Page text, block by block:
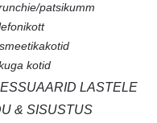
patsikumm
kotid
LASTELE
& SISUSTUS